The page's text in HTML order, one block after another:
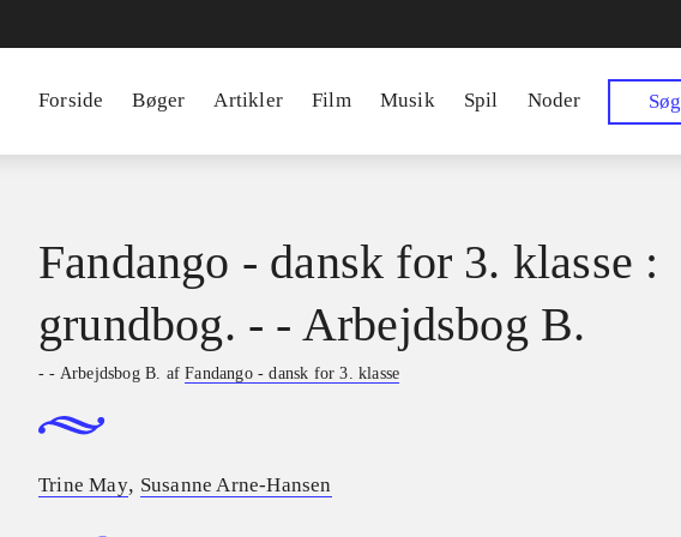
Forside Bøger Artikler Film Musik Spil Noder Søg
Fandango - dansk for 3. klasse :
grundbog. - - Arbejdsbog B.
- - Arbejdsbog B. afFandango - dansk for 3. klasse
Trine May, Susanne Arne-Hansen